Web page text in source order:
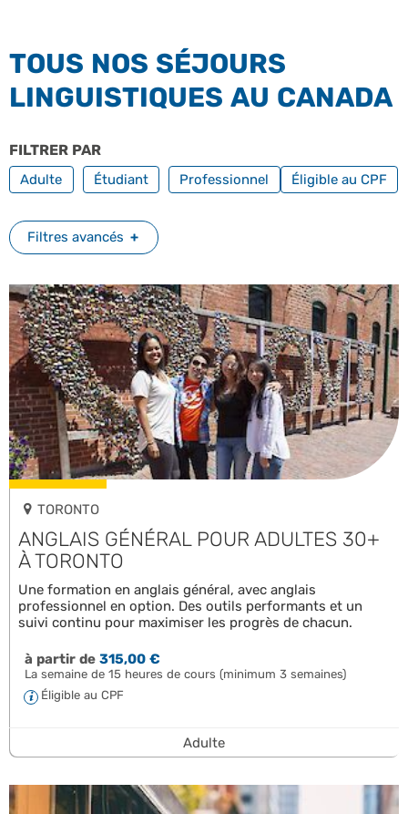
TOUS NOS SÉJOURS
LINGUISTIQUES AU CANADA
FILTRER PAR
Adulte Étudiant Professionnel Éligible au CPF
Filtres avancés
TORONTO
ANGLAIS GÉNÉRAL POUR ADULTES 30+
À TORONTO
Une formation en anglais général, avec anglais
professionnel en option. Des outils performants et un
suivi continu pour maximiser les progrès de chacun.
à partir de315,00 €
La semaine de 15 heures de cours (minimum 3 semaines)
Éligible au CPF
Adulte